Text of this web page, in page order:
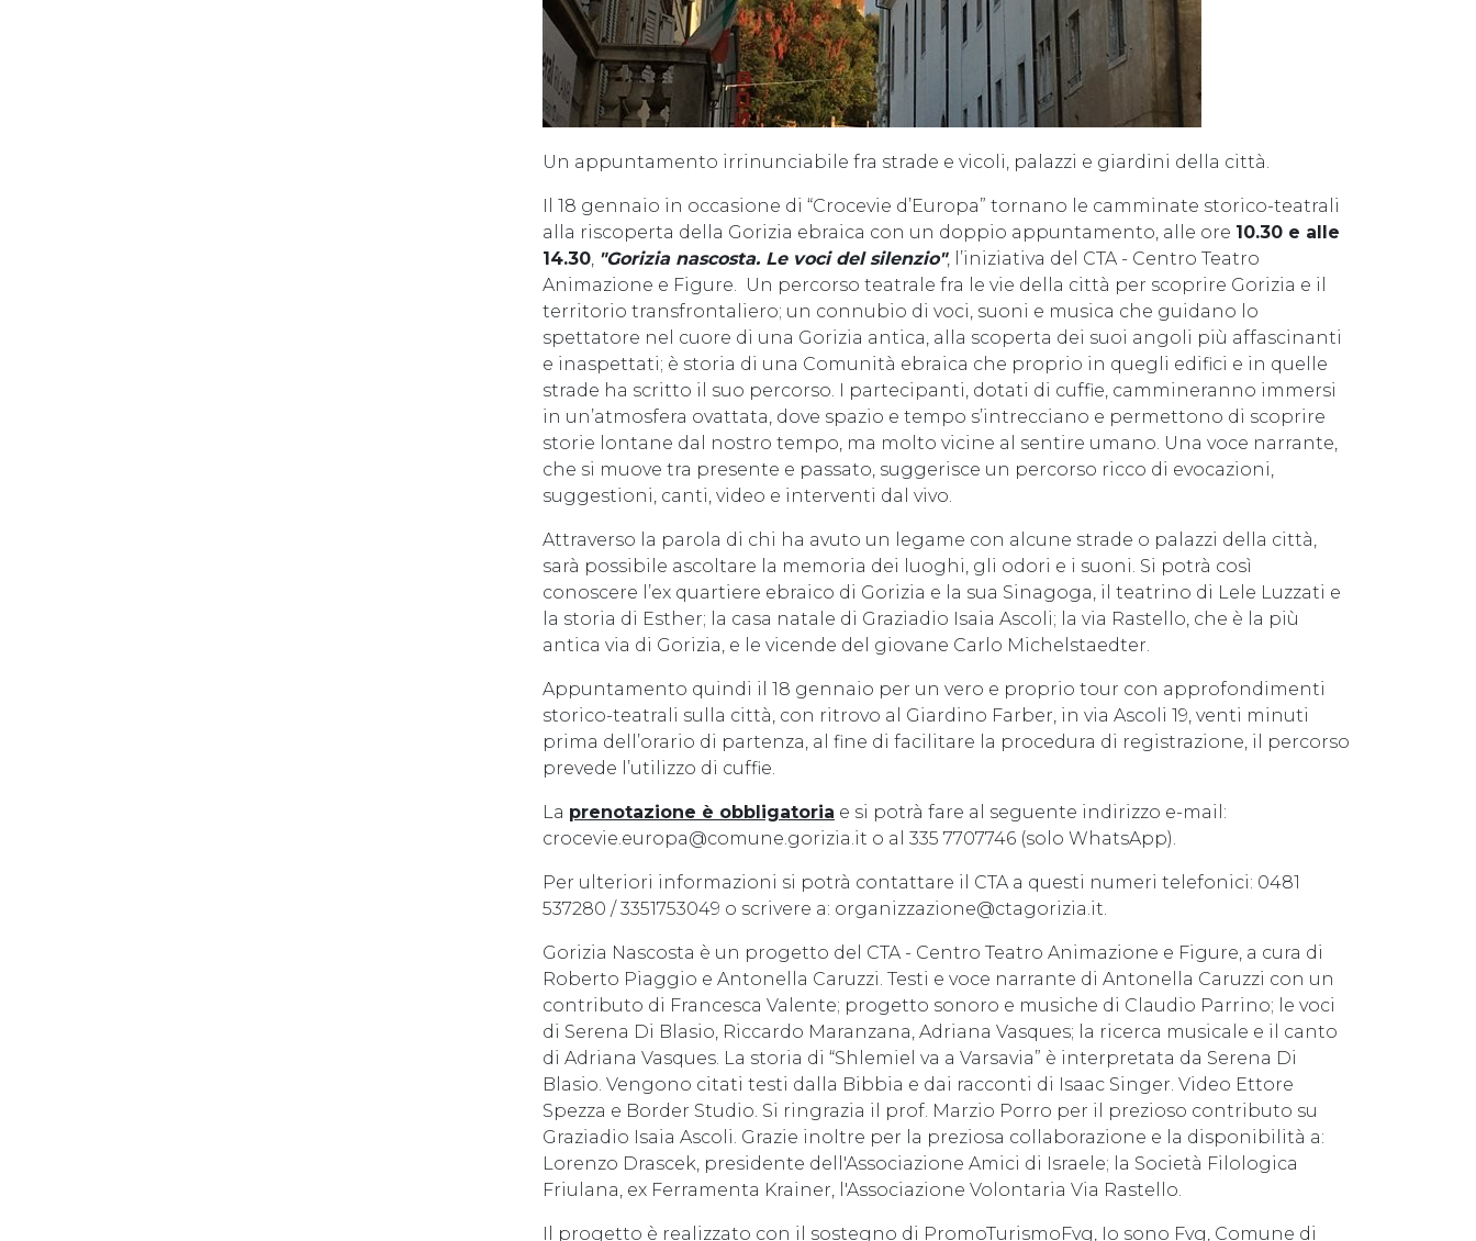
Un appuntamento irrinunciabile fra strade e vicoli, palazzi e giardini della città.
Il 18 gennaio in occasione di “Crocevie d’Europa” tornano le camminate storico-teatrali
alla riscoperta della Gorizia ebraica con un doppio appuntamento, alle ore 10.30 e alle
14.30, "Gorizia nascosta. Le voci del silenzio", l’iniziativa del CTA - Centro Teatro
Animazione e Figure. Un percorso teatrale fra le vie della città per scoprire Gorizia e il
territorio transfrontaliero; un connubio di voci, suoni e musica che guidano lo
spettatore nel cuore di una Gorizia antica, alla scoperta dei suoi angoli più affascinanti
e inaspettati; è storia di una Comunità ebraica che proprio in quegli edifici e in quelle
strade ha scritto il suo percorso. I partecipanti, dotati di cuffie, cammineranno immersi
in un’atmosfera ovattata, dove spazio e tempo s’intrecciano e permettono di scoprire
storie lontane dal nostro tempo, ma molto vicine al sentire umano. Una voce narrante,
che si muove tra presente e passato, suggerisce un percorso ricco di evocazioni,
suggestioni, canti, video e interventi dal vivo.
Attraverso la parola di chi ha avuto un legame con alcune strade o palazzi della città,
sarà possibile ascoltare la memoria dei luoghi, gli odori e i suoni. Si potrà così
conoscere l’ex quartiere ebraico di Gorizia e la sua Sinagoga, il teatrino di Lele Luzzati e
la storia di Esther; la casa natale di Graziadio Isaia Ascoli; la via Rastello, che è la più
antica via di Gorizia, e le vicende del giovane Carlo Michelstaedter.
Appuntamento quindi il 18 gennaio per un vero e proprio tour con approfondimenti
storico-teatrali sulla città, con ritrovo al Giardino Farber, in via Ascoli 19, venti minuti
prima dell’orario di partenza, al fine di facilitare la procedura di registrazione, il percorso
prevede l’utilizzo di cuffie.
La prenotazione è obbligatoria e si potrà fare al seguente indirizzo e-mail:
crocevie.europa@comune.gorizia.it o al 335 7707746 (solo WhatsApp).
Per ulteriori informazioni si potrà contattare il CTA a questi numeri telefonici: 0481
537280 / 3351753049 o scrivere a: organizzazione@ctagorizia.it.
Gorizia Nascosta è un progetto del CTA - Centro Teatro Animazione e Figure, a cura di
Roberto Piaggio e Antonella Caruzzi. Testi e voce narrante di Antonella Caruzzi con un
contributo di Francesca Valente; progetto sonoro e musiche di Claudio Parrino; le voci
di Serena Di Blasio, Riccardo Maranzana, Adriana Vasques; la ricerca musicale e il canto
di Adriana Vasques. La storia di “Shlemiel va a Varsavia” è interpretata da Serena Di
Blasio. Vengono citati testi dalla Bibbia e dai racconti di Isaac Singer. Video Ettore
Spezza e Border Studio. Si ringrazia il prof. Marzio Porro per il prezioso contributo su
Graziadio Isaia Ascoli. Grazie inoltre per la preziosa collaborazione e la disponibilità a:
Lorenzo Drascek, presidente dell'Associazione Amici di Israele; la Società Filologica
Friulana, ex Ferramenta Krainer, l'Associazione Volontaria Via Rastello.
Il progetto è realizzato con il sostegno di PromoTurismoFvg, Io sono Fvg, Comune di